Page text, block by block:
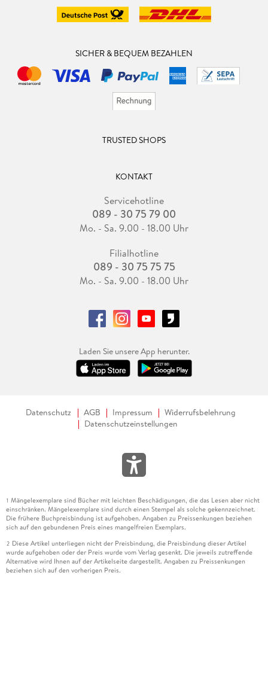
SICHER & BEQUEM BEZAHLEN
TRUSTED SHOPS
KONTAKT
Servicehotline
089 - 30 75 79 00
Mo. - Sa. 9.00 - 18.00 Uhr
Filialhotline
089 - 30 75 75 75
Mo. - Sa. 9.00 - 18.00 Uhr
Laden Sie unsere App herunter.
Datenschutz AGB Impressum
Widerrufsbelehrung
Datenschutzeinstellungen
1 Mängelexemplare sind Bücher mit leichten Beschädigungen, die das Lesen aber nicht
einschränken. Mängelexemplare sind durch einen Stempel als solche gekennzeichnet.
Die frühere Buchpreisbindung ist aufgehoben. Angaben zu Preissenkungen beziehen
sich auf den gebundenen Preis eines mangelfreien Exemplars.
2 Diese Artikel unterliegen nicht der Preisbindung, die Preisbindung dieser Artikel
wurde aufgehoben oder der Preis wurde vom Verlag gesenkt. Die jeweils zutreffende
Alternative wird Ihnen auf der Artikelseite dargestellt. Angaben zu Preissenkungen
beziehen sich auf den vorherigen Preis.